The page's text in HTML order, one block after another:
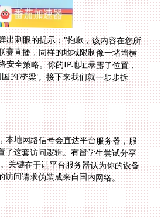
出刺眼的提示："抱歉，该内容在您所
赛直播，同样的地域限制像一堵墙横
安全策略。你的IP地址暴露了位置，
国的'桥梁'。接下来我们就一步步拆
地网络信号会直达平台服务器，服
这套访问逻辑。有留学生尝试分享
键在于让平台服务器认为你的设备
问请求伪装成来自国内网络。